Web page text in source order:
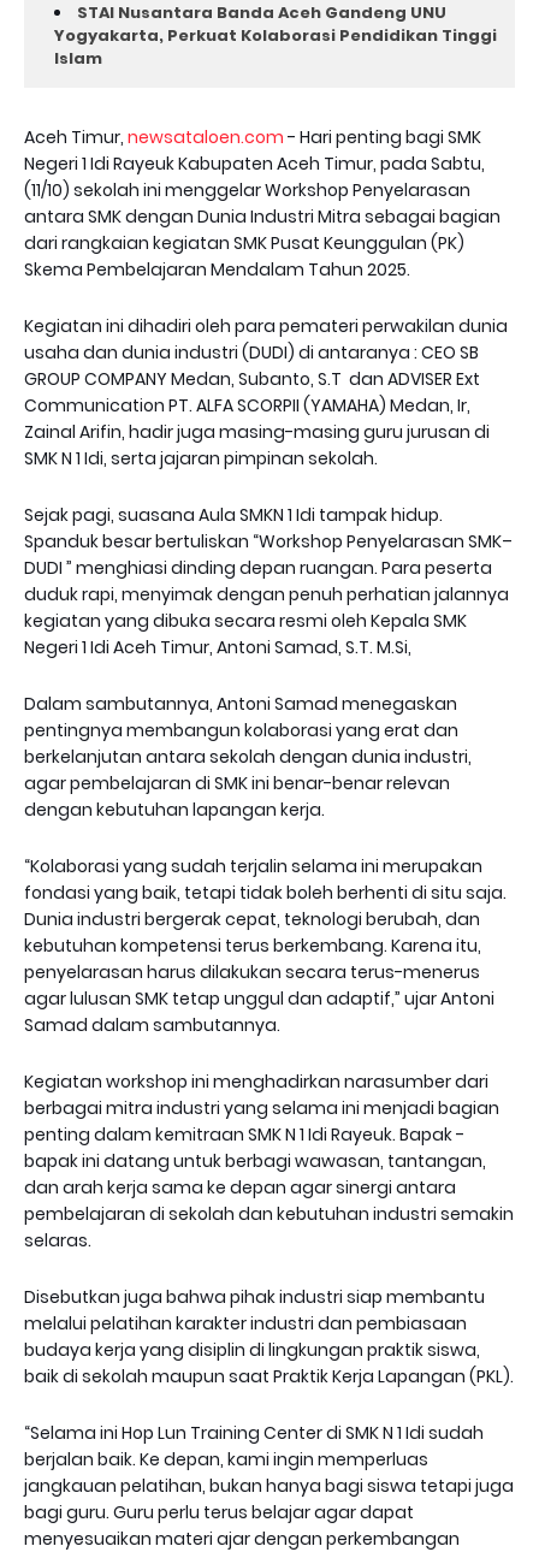
STAI Nusantara Banda Aceh Gandeng UNU
Yogyakarta, Perkuat Kolaborasi Pendidikan Tinggi
Islam
Aceh Timur, newsataloen.com - Hari penting bagi SMK
Negeri 1 Idi Rayeuk Kabupaten Aceh Timur, pada Sabtu,
(11/10) sekolah ini menggelar Workshop Penyelarasan
antara SMK dengan Dunia Industri Mitra sebagai bagian
dari rangkaian kegiatan SMK Pusat Keunggulan (PK)
Skema Pembelajaran Mendalam Tahun 2025.
Kegiatan ini dihadiri oleh para pemateri perwakilan dunia
usaha dan dunia industri (DUDI) di antaranya : CEO SB
GROUP COMPANY Medan, Subanto, S.T dan ADVISER Ext
Communication PT. ALFA SCORPII (YAMAHA) Medan, Ir,
Zainal Arifin, hadir juga masing-masing guru jurusan di
SMK N 1 Idi, serta jajaran pimpinan sekolah.
Sejak pagi, suasana Aula SMKN 1 Idi tampak hidup.
Spanduk besar bertuliskan “Workshop Penyelarasan SMK–
DUDI ” menghiasi dinding depan ruangan. Para peserta
duduk rapi, menyimak dengan penuh perhatian jalannya
kegiatan yang dibuka secara resmi oleh Kepala SMK
Negeri 1 Idi Aceh Timur, Antoni Samad, S.T. M.Si,
Dalam sambutannya, Antoni Samad menegaskan
pentingnya membangun kolaborasi yang erat dan
berkelanjutan antara sekolah dengan dunia industri,
agar pembelajaran di SMK ini benar-benar relevan
dengan kebutuhan lapangan kerja.
“Kolaborasi yang sudah terjalin selama ini merupakan
fondasi yang baik, tetapi tidak boleh berhenti di situ saja.
Dunia industri bergerak cepat, teknologi berubah, dan
kebutuhan kompetensi terus berkembang. Karena itu,
penyelarasan harus dilakukan secara terus-menerus
agar lulusan SMK tetap unggul dan adaptif,” ujar Antoni
Samad dalam sambutannya.
Kegiatan workshop ini menghadirkan narasumber dari
berbagai mitra industri yang selama ini menjadi bagian
penting dalam kemitraan SMK N 1 Idi Rayeuk. Bapak -
bapak ini datang untuk berbagi wawasan, tantangan,
dan arah kerja sama ke depan agar sinergi antara
pembelajaran di sekolah dan kebutuhan industri semakin
selaras.
Disebutkan juga bahwa pihak industri siap membantu
melalui pelatihan karakter industri dan pembiasaan
budaya kerja yang disiplin di lingkungan praktik siswa,
baik di sekolah maupun saat Praktik Kerja Lapangan (PKL).
“Selama ini Hop Lun Training Center di SMK N 1 Idi sudah
berjalan baik. Ke depan, kami ingin memperluas
jangkauan pelatihan, bukan hanya bagi siswa tetapi juga
bagi guru. Guru perlu terus belajar agar dapat
menyesuaikan materi ajar dengan perkembangan